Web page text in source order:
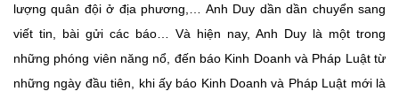
lượng quân đội ở địa phương,… Anh Duy dần dần chuyển sang
viết tin, bài gửi các báo… Và hiện nay, Anh Duy là một trong
những phóng viên năng nổ, đến báo Kinh Doanh và Pháp Luật từ
những ngày đầu tiên, khi ấy báo Kinh Doanh và Pháp Luật mới là